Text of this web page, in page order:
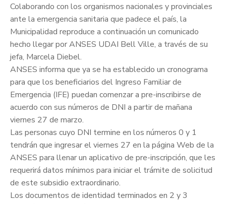
Colaborando con los organismos nacionales y provinciales
ante la emergencia sanitaria que padece el país, la
Municipalidad reproduce a continuación un comunicado
hecho llegar por ANSES UDAI Bell Ville, a través de su
jefa, Marcela Diebel.
ANSES informa que ya se ha establecido un cronograma
para que los beneficiarios del Ingreso Familiar de
Emergencia (IFE) puedan comenzar a pre-inscribirse de
acuerdo con sus números de DNI a partir de mañana
viernes 27 de marzo.
Las personas cuyo DNI termine en los números 0 y 1
tendrán que ingresar el viernes 27 en la página Web de la
ANSES para llenar un aplicativo de pre-inscripción, que les
requerirá datos mínimos para iniciar el trámite de solicitud
de este subsidio extraordinario.
Los documentos de identidad terminados en 2 y 3